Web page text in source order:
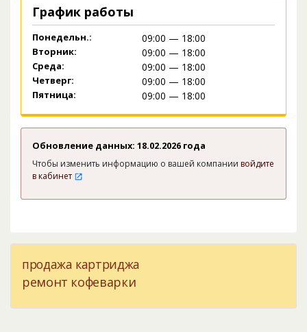
График работы
Понедельн.: 09:00 — 18:00
Вторник: 09:00 — 18:00
Среда: 09:00 — 18:00
Четверг: 09:00 — 18:00
Пятница: 09:00 — 18:00
Обновление данных: 18.02.2026 года
Чтобы изменить информацию о вашей компании войдите
в кабинет
продажа картриджа
ремонт кофеварки